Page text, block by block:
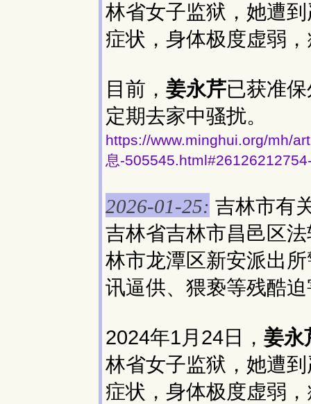
林省女子监狱，她遭
症状，身体极度虚弱
目前， 姜永芹已获准
定期去家中骚扰。
https://www.minghui.org/mh/
息-
2026-01-25: 吉林市有
吉林省吉林市昌邑区
林市龙潭区新安派出
讯逼供、猥亵等残酷
2024年1月24日， 姜永
林省女子监狱，她遭
症状，身体极度虚弱